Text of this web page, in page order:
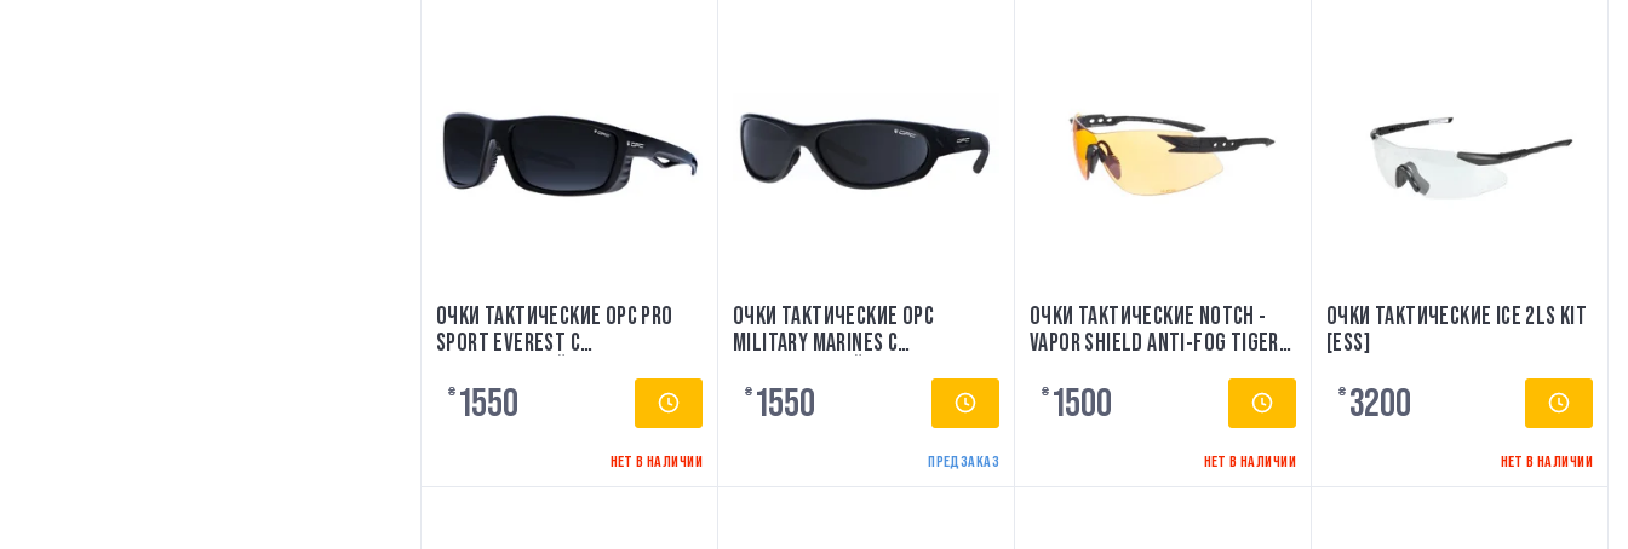
ОЧКИ ТАКТИЧЕСКИЕ OPC PRO
SPORT EVEREST С
₴ 1550
НЕТ В НАЛИЧИИ
ОЧКИ ТАКТИЧЕСКИЕ OPC
MILITARY MARINES С
₴ 1550
ПРЕДЗАКАЗ
ОЧКИ ТАКТИЧЕСКИЕ NOTCH -
VAPOR SHIELD ANTI-FOG TIGER'S
₴ 1500
НЕТ В НАЛИЧИИ
ОЧКИ ТАКТИЧЕСКИЕ ICE 2LS KIT
[ESS]
₴ 3200
НЕТ В НАЛИЧИИ